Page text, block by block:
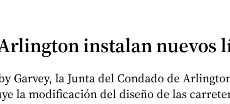
instalan nuevos
Garvey, la Junta del Condado de
la modificación del diseño de las